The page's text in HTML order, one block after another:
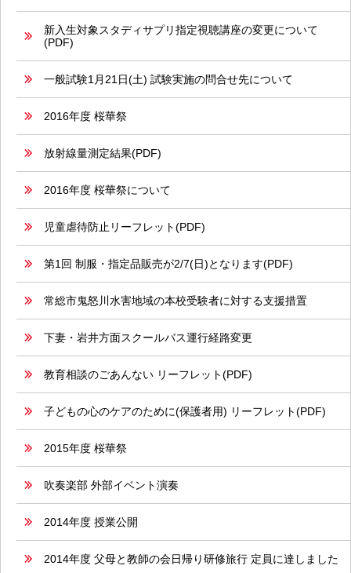
新入生対象スタディサプリ指定視聴講座の変更について
(PDF)
一般試験1月21日(土) 試験実施の問合せ先について
2016年度 桜華祭
放射線量測定結果(PDF)
2016年度 桜華祭について
児童虐待防止リーフレット(PDF)
第1回 制服・指定品販売が2/7(日)となります(PDF)
常総市鬼怒川水害地域の本校受験者に対する支援措置
下妻・岩井方面スクールバス運行経路変更
教育相談のごあんない リーフレット(PDF)
子どもの心のケアのために(保護者用) リーフレット(PDF)
2015年度 桜華祭
吹奏楽部 外部イベント演奏
2014年度 授業公開
2014年度 父母と教師の会日帰り研修旅行 定員に達しました